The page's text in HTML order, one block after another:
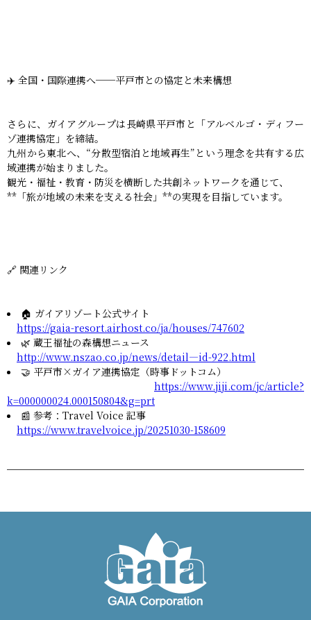
✈️ 全国・国際連携へ──平戸市との協定と未来構想
さらに、ガイアグループは長崎県平戸市と「アルベルゴ・ディフー
ゾ連携協定」を締結。
九州から東北へ、“分散型宿泊と地域再生”という理念を共有する広
域連携が始まりました。
観光・福祉・教育・防災を横断した共創ネットワークを通じて、
**「旅が地域の未来を支える社会」**の実現を目指しています。
🔗 関連リンク
🏠 ガイアリゾート公式サイト
https://gaia-resort.airhost.co/ja/houses/747602
🌿 蔵王福祉の森構想ニュース
http://www.nszao.co.jp/news/detail—id-922.html
🤝 平戸市×ガイア連携協定（時事ドットコム）
https://www.jiji.com/jc/article?
k=000000024.000150804&g=prt
📰 参考：Travel Voice 記事
https://www.travelvoice.jp/20251030-158609